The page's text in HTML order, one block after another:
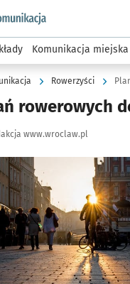
wroclaw.pl
Komunikacja miejska
Rowerzyści
rowerowych
www.wroclaw.pl